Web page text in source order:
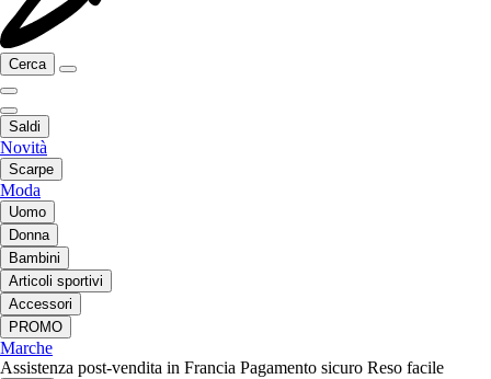
Cerca
Saldi
Novità
Scarpe
Moda
Uomo
Donna
Bambini
Articoli sportivi
Accessori
PROMO
Marche
Assistenza post-vendita in Francia Pagamento sicuro Reso facile